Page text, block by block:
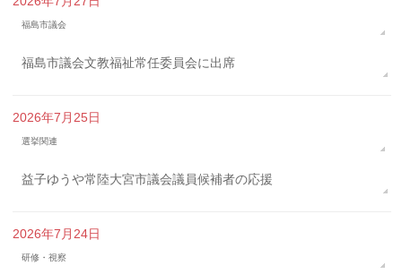
福島市議会
福島市議会文教福祉常任委員会に出席
2026年7月25日
選挙関連
益子ゆうや常陸大宮市議会議員候補者の応援
2026年7月24日
研修・視察